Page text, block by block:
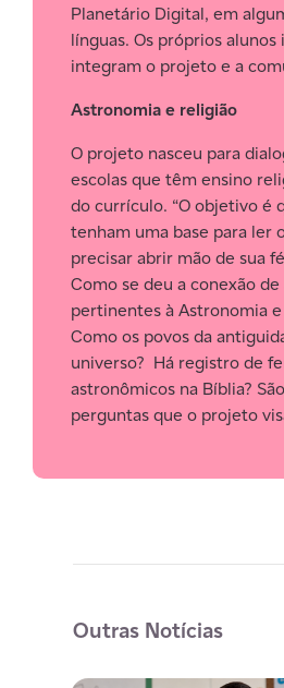
Planetário Digital, em
línguas. Os próprios alunos
integram o projeto e a
Astronomia e religião
O projeto nasceu para
escolas que têm ensino
do currículo. “O objetivo é
tenham uma base para ler
precisar abrir mão de sua
Como se deu a conexão
pertinentes à Astronomia e
Como os povos da
universo? Há registro de
astronômicos na Bíblia?
perguntas que o projeto
Outras Notícias